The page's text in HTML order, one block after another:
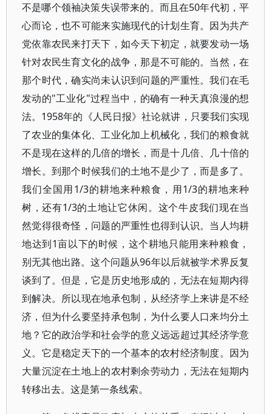
不是哪个领袖决策失误带来的。而且在50年代初，平
心而论，也不可能来实施现代的计划生育。因为共产
党依靠农民来打天下，如今天下初定，就要发动一场
针对农民生育文化的战争，那是不可能的。当然，在
那个时代，确实尚未认识到问题的严重性。我们在毛
发动的"工业化"过程当中，的确有一种天真浪漫的想
法。1958年的《人民日报》社论就讲，只要我们实现
了农业的集体化、工业化加上机械化，我们的粮食就
不是现在这样的几倍的增长，而是十几倍、几十倍的
增长。到那个时候我们的土地不是少了，而是多了。
我们全国用1/3的耕地来种粮食，用1/3的耕地来种
树，还有1/3的土地让它休闲。这个牛皮我们现在当
然觉得很奇怪，问题的严重性也得到认识。当人均耕
地达到1亩以下的时候，这个耕地只能用来种粮食，
别无其他出路。这个问题从96年以后就被学术界反复
谈到了。但是，它是历史地形成的，无法在短期内得
到解决。所以现在地承包制，从经济学上来讲是不经
济，但为什么要坚持承包制，为什么要人口来均分土
地？它的政治学和社会学的意义远远超过其经济学意
义。它是稳定天下的一个基本的农村经济制度。因为
大量沉淀在土地上的农村剩余劳动力，无法在短期内
转移出去。这是第一条线索。